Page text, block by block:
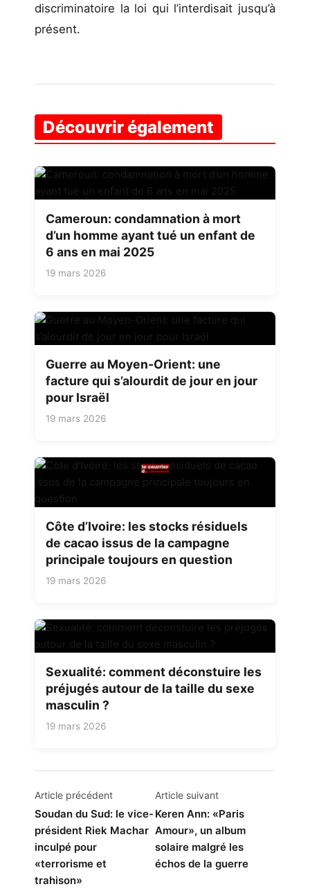
discriminatoire la loi qui l’interdisait jusqu’à
présent.
Découvrir également
Cameroun: condamnation à mort
d’un homme ayant tué un enfant de
6 ans en mai 2025
19 mars 2026
Guerre au Moyen-Orient: une
facture qui s’alourdit de jour en jour
pour Israël
19 mars 2026
Côte d’Ivoire: les stocks résiduels
de cacao issus de la campagne
principale toujours en question
19 mars 2026
Sexualité: comment déconstuire les
préjugés autour de la taille du sexe
masculin ?
19 mars 2026
Navigation
de
l’article
Article précédent
Soudan du Sud: le vice-
président Riek Machar
inculpé pour
«terrorisme et
trahison»
Article suivant
Keren Ann: «Paris
Amour», un album
solaire malgré les
échos de la guerre